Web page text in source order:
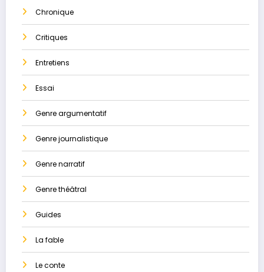
Chronique
Critiques
Entretiens
Essai
Genre argumentatif
Genre journalistique
Genre narratif
Genre théâtral
Guides
La ​fable
Le conte